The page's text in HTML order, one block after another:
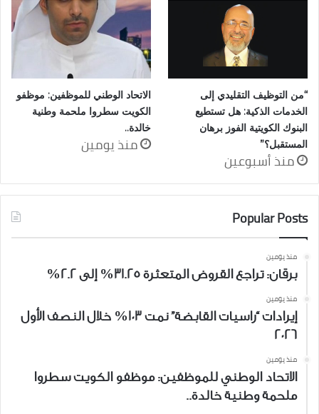
“من التوظيف التقليدي إلى
الخدمات الذكية: هل تستطيع
البنوك الكويتية الفوز برهان
المستقبل؟”
منذ أسبوعين
الاتحاد الوطني للموظفين: موظفو
الكويت سطروا ملحمة وطنية
خالدة..
منذ يومين
Popular Posts
منذ يومين
برقان: تراجع القروض المتعثرة 31.25% إلى 2.2%
منذ يومين
إيرادات “راسيات القابضة” نمت 103% خلال النصف الأول
2026
منذ يومين
الاتحاد الوطني للموظفين: موظفو الكويت سطروا
ملحمة وطنية خالدة..